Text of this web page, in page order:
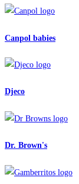
Canpol babies
Djeco
Dr. Brown's